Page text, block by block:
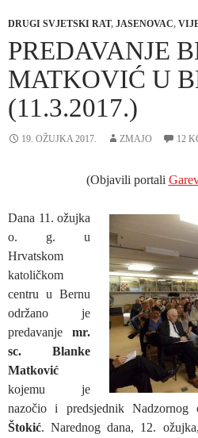
DRUGI SVJETSKI RAT, JASENOVAC,
PREDAVANJE
MATKOVIĆ U
(11.3.2017.)
19. OŽUJKA 2017. ZMAJO 12
(Objavili portali
Dana 11. ožujka
o. g. u
Hrvatskom
katoličkom
centru u Bernu
održano je
predavanje mr.
sc. Blanke
Matković
kojemu je
nazočio i predsjednik Nadzornog
Štokić. Narednog dana, 12.